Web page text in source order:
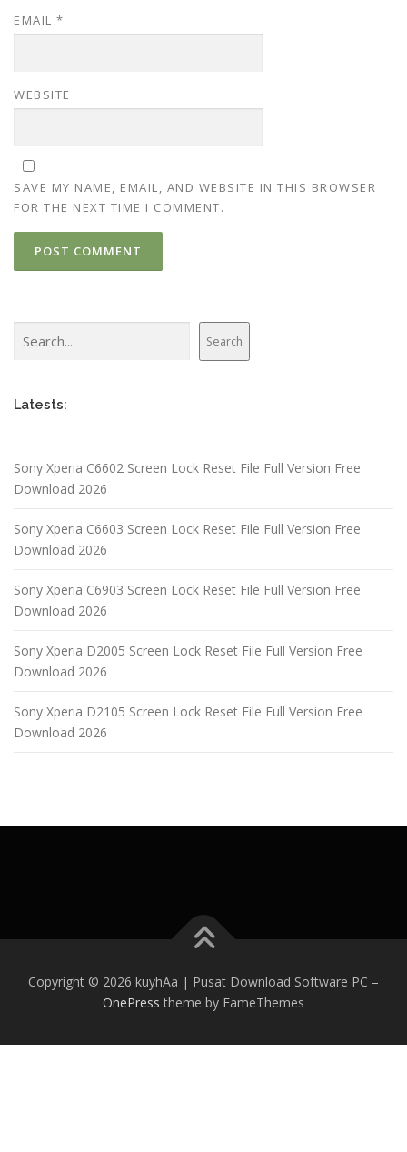
EMAIL *
WEBSITE
SAVE MY NAME, EMAIL, AND WEBSITE IN THIS BROWSER
FOR THE NEXT TIME I COMMENT.
Search
Latests:
Sony Xperia C6602 Screen Lock Reset File Full Version Free
Download 2026
Sony Xperia C6603 Screen Lock Reset File Full Version Free
Download 2026
Sony Xperia C6903 Screen Lock Reset File Full Version Free
Download 2026
Sony Xperia D2005 Screen Lock Reset File Full Version Free
Download 2026
Sony Xperia D2105 Screen Lock Reset File Full Version Free
Download 2026
Copyright © 2026 kuyhAa | Pusat Download Software PC –
OnePress theme by FameThemes